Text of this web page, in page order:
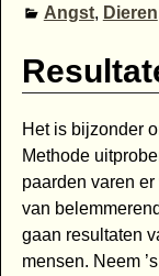
Angst, Dieren
Het is bijzonder
Methode
paarden varen
van
gaan resultaten
mensen. Neem